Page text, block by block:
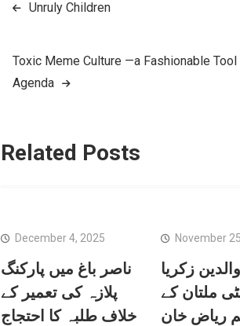
Unruly Children
Toxic Meme Culture —a Fashionable
Agenda
Related Posts
December 4, 2025
ناصر باغ میں پارکنگ
پلازہ کی تعمیر کے
خلاف طلبہ کا احتجاج
November
زکریا
ملتان کے
ریاض خان